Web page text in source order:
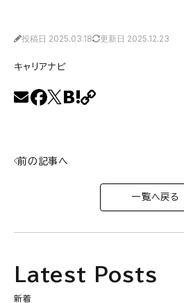
投稿日 2025.03.18 更新日 2025.12.23
キャリアナビ
前の記事へ
一覧へ戻る
Latest Posts
新着